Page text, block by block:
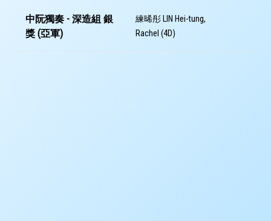
中阮獨奏 - 深造組 銀
獎 (亞軍)
練晞彤 LIN Hei-tung,
Rachel (4D)